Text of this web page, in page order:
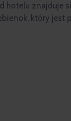
hotelu znajduje
który jest